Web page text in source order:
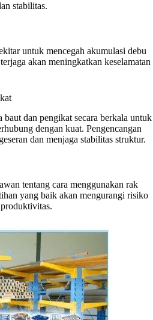
stabilitas.
untuk mencegah akumulasi debu
akan meningkatkan keselamatan
baut dan pengikat secara berkala untuk
dengan kuat. Pengencangan
dan menjaga stabilitas struktur.
tentang cara menggunakan rak
yang baik akan mengurangi risiko